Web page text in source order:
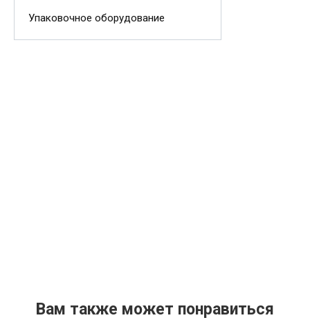
Упаковочное оборудование
Вам также может понравиться